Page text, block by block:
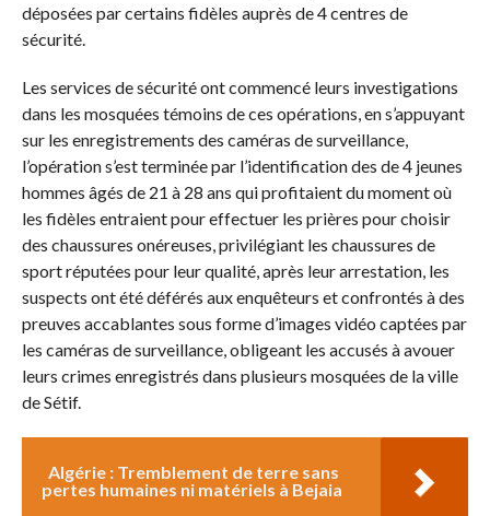
déposées par certains fidèles auprès de 4 centres de
sécurité.
Les services de sécurité ont commencé leurs investigations
dans les mosquées témoins de ces opérations, en s’appuyant
sur les enregistrements des caméras de surveillance,
l’opération s’est terminée par l’identification des de 4 jeunes
hommes âgés de 21 à 28 ans qui profitaient du moment où
les fidèles entraient pour effectuer les prières pour choisir
des chaussures onéreuses, privilégiant les chaussures de
sport réputées pour leur qualité, après leur arrestation, les
suspects ont été déférés aux enquêteurs et confrontés à des
preuves accablantes sous forme d’images vidéo captées par
les caméras de surveillance, obligeant les accusés à avouer
leurs crimes enregistrés dans plusieurs mosquées de la ville
de Sétif.
Algérie : Tremblement de terre sans
pertes humaines ni matériels à Bejaia